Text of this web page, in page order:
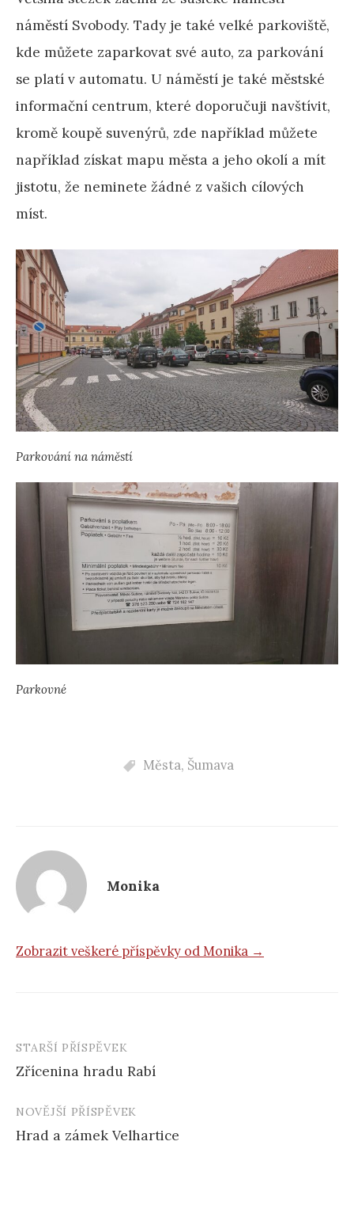
náměstí Svobody. Tady je také velké parkoviště,
kde můžete zaparkovat své auto, za parkování
se platí v automatu. U náměstí je také městské
informační centrum, které doporučuji navštívit,
kromě koupě suvenýrů, zde například můžete
například získat mapu města a jeho okolí a mít
jistotu, že neminete žádné z vašich cílových
míst.
Parkování na náměstí
Parkovné
Města, Šumava
Monika
Zobrazit veškeré příspěvky od Monika →
Navigace
příspěvku
STARŠÍ PŘÍSPĚVEK
Zřícenina hradu Rabí
NOVĚJŠÍ PŘÍSPĚVEK
Hrad a zámek Velhartice